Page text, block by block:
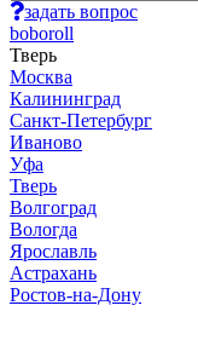
задать вопрос
boboroll
Тверь
Москва
Калининград
Санкт-Петербург
Иваново
Уфа
Тверь
Волгоград
Вологда
Ярославль
Астрахань
Ростов-на-Дону